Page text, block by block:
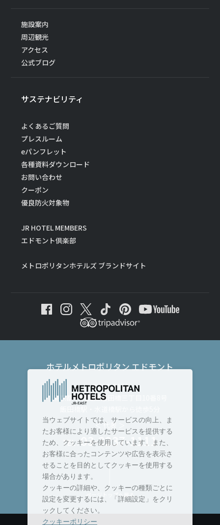
施設案内
周辺観光
アクセス
公式ブログ
サステナビリティ
よくあるご質問
プレスルーム
eパンフレット
各種資料ダウンロード
お問い合わせ
クーポン
優良防火対象物
JR HOTEL MEMBERS
エドモント倶楽部
メトロポリタンホテルズ ブランドサイト
ホテルメトロポリタン エドモント
〒102-8130
東京都千代田区飯田橋三丁目10番8号
＜ 代表 ＞
TEL :03-3237-1111
ページトップへ戻る
当ウェブサイトでは、サービスの向上、ま
たお客様により適したサービスを提供する
ため、クッキーを使用しています。また、
お客様に合ったコンテンツや広告を表示さ
せることを目的としてクッキーを使用する
場合があります。
クッキーの詳細や、クッキーの種類ごとに
設定を変更するには、「詳細設定」をクリ
ックしてください。
クッキーポリシー